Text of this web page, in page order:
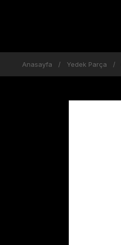
Anasayfa Yedek Parça